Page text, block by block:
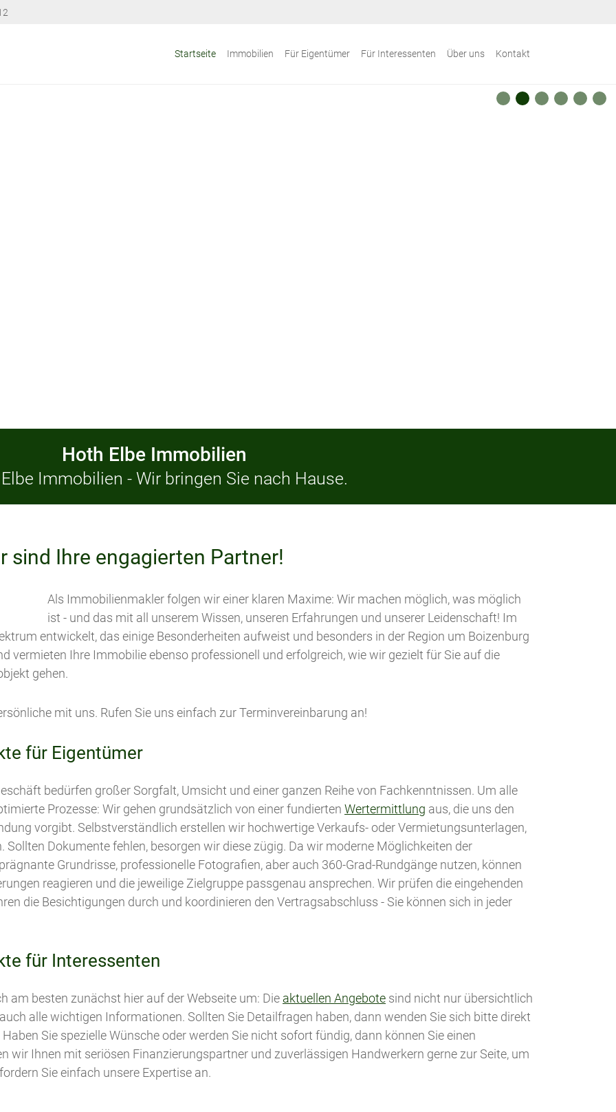
Startseite Immobilien Für Eigentümer Für Interessenten Über uns Kontakt
1 2 3 4 5 6
Hoth Elbe Immobilien
Immobilien - Wir bringen Sie nach Hause.
sind Ihre engagierten Partner!
Als Immobilienmakler folgen wir einer klaren Maxime: Wir machen möglich, was möglich
ist - und das mit all unserem Wissen, unseren Erfahrungen und unserer Leidenschaft! Im
entwickelt, das einige Besonderheiten aufweist und besonders in der Region um Boizenburg
vermieten Ihre Immobilie ebenso professionell und erfolgreich, wie wir gezielt für Sie auf die
gehen.
mit uns. Rufen Sie uns einfach zur Terminvereinbarung an!
für Eigentümer
bedürfen großer Sorgfalt, Umsicht und einer ganzen Reihe von Fachkenntnissen. Um alle
Prozesse: Wir gehen grundsätzlich von einer fundierten Wertermittlung aus, die uns den
vorgibt. Selbstverständlich erstellen wir hochwertige Verkaufs- oder Vermietungsunterlagen,
Dokumente fehlen, besorgen wir diese zügig. Da wir moderne Möglichkeiten der
Grundrisse, professionelle Fotografien, aber auch 360-Grad-Rundgänge nutzen, können
reagieren und die jeweilige Zielgruppe passgenau ansprechen. Wir prüfen die eingehenden
die Besichtigungen durch und koordinieren den Vertragsabschluss - Sie können sich in jeder
für Interessenten
am besten zunächst hier auf der Webseite um: Die aktuellen Angebote sind nicht nur übersichtlich
alle wichtigen Informationen. Sollten Sie Detailfragen haben, dann wenden Sie sich bitte direkt
Sie spezielle Wünsche oder werden Sie nicht sofort fündig, dann können Sie einen
wir Ihnen mit seriösen Finanzierungspartner und zuverlässigen Handwerkern gerne zur Seite, um
Sie einfach unsere Expertise an.